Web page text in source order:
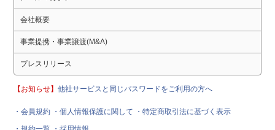
会社概要
事業提携・事業譲渡(M&A)
プレスリリース
【お知らせ】他社サービスと同じパスワードをご利用の方へ
・会員規約 ・個人情報保護に関して
・特定商取引法に基づく表示